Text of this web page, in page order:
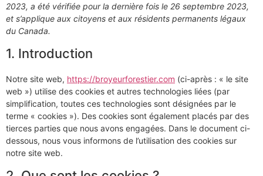
2023, a été vérifiée pour la dernière fois le 26 septembre 2023,
et s’applique aux citoyens et aux résidents permanents légaux
du Canada.
1. Introduction
Notre site web, https://broyeurforestier.com (ci-après : « le site
web ») utilise des cookies et autres technologies liées (par
simplification, toutes ces technologies sont désignées par le
terme « cookies »). Des cookies sont également placés par des
tierces parties que nous avons engagées. Dans le document ci-
dessous, nous vous informons de l’utilisation des cookies sur
notre site web.